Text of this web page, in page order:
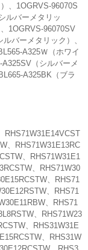
、1OGRVS-96070S
ルバーメタリッ
1OGRVS-96070SV
バーメタリック）、
A325Ｗ（ホワイ
（シルバーメ
A325BK（ブラ
RHS71W31E14VCST
、RHS71W31E13RC
、RHS71W31E1
、RHS71W30
、RHS71
、RHS71
、RHS71
、RHS71W23
、RHS31W31E
、RHS31W